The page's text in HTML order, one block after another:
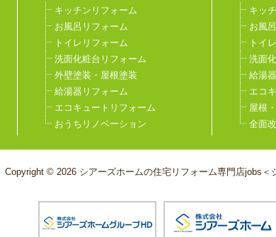
キッチンリフォーム
お風呂リフォーム
トイレリフォーム
洗面化粧台リフォーム
外壁塗装・屋根塗装
給湯器リフォーム
エコキュートリフォーム
おうちリノベーション
キッ
お風
トイ
洗面
給湯
エコ
屋根
全面
Copyright © 2026 シアーズホームの住宅リフォーム専門店jobs＜